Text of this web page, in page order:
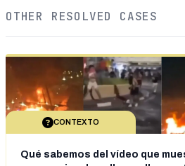
OTHER RESOLVED CASES
CONTEXTO
Qué sabemos del vídeo que